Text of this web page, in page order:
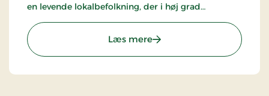
en levende lokalbefolkning, der i høj grad
lampe blev automatiseret i 1996, hvilket betød en
ende på det lokale arbejde, da behovet for
bemanding forsvandt. Dette førte til, at de sidste
Læs mere: Hirsholm Fyr